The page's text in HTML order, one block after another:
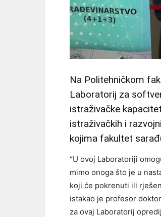
Na Politehničkom
Laboratorij za
istraživačke
istraživačkih i
kojima fakultet
“U ovoj Laboratoriji
mimo onoga što je u
koji će pokrenuti ili
istakao je profesor
za ovaj Laboratorij